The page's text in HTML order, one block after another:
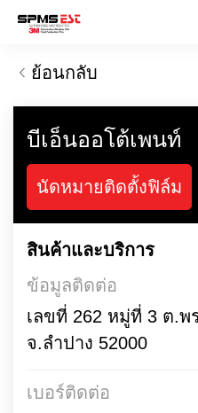
ย้อนกลับ
บีเอ็นออโต้เพนท์
นัดหมายติดตั้งฟิล์ม
สินค้าและบริการ
ข้อมูลติดต่อ
เลขที่ 262 หมู่ที่ 3 ต.พ
จ.ลำปาง 52000
เบอร์ติดต่อ